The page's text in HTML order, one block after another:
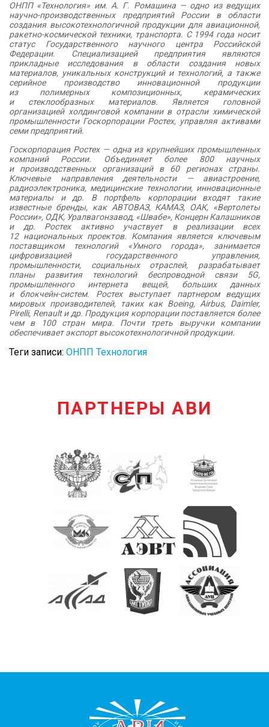
ОНПП «Технология» им. А. Г. Ромашина — одно из ведущих
научно-производственных предприятий России в области
создания высокотехнологичной продукции для авиационной,
ракетно-космической техники, транспорта. С 1994 года носит
статус Государственного научного центра Российской
Федерации. Специализацией предприятия являются
прикладные исследования в области создания новых
материалов, уникальных конструкций и технологий, а также
серийное производство инновационной продукции
из полимерных композиционных, керамических
и стеклообразных материалов. Является головной
организацией холдинговой компании в отрасли химической
промышленности Госкорпорации Ростех, управляя активами
семи предприятий.
Госкорпорация Ростех — одна из крупнейших промышленных
компаний России. Объединяет более 800 научных
и производственных организаций в 60 регионах страны.
Ключевые направления деятельности — авиастроение,
радиоэлектроника, медицинские технологии, инновационные
материалы и др. В портфель корпорации входят такие
известные бренды, как АВТОВАЗ, КАМАЗ, ОАК, «Вертолеты
России», ОДК, Уралвагонзавод, «Швабе», Концерн Калашников
и др. Ростех активно участвует в реализации всех
12 национальных проектов. Компания является ключевым
поставщиком технологий «Умного города», занимается
цифровизацией государственного управления,
промышленности, социальных отраслей, разрабатывает
планы развития технологий беспроводной связи 5G,
промышленного интернета вещей, больших данных
и блокчейн-систем. Ростех выступает партнером ведущих
мировых производителей, таких как Boeing, Airbus, Daimler,
Pirelli, Renault и др. Продукция корпорации поставляется более
чем в 100 стран мира. Почти треть выручки компании
обеспечивает экспорт высокотехнологичной продукции.
Теги записи: ОНПП Технология
ПАРТНЕРЫ АВИ